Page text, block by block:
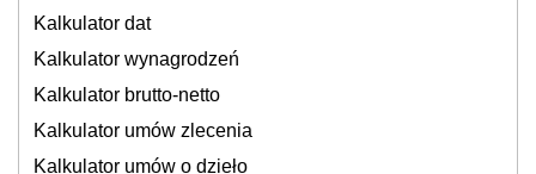
Kalkulator dat
Kalkulator wynagrodzeń
Kalkulator brutto-netto
Kalkulator umów zlecenia
Kalkulator umów o dzieło